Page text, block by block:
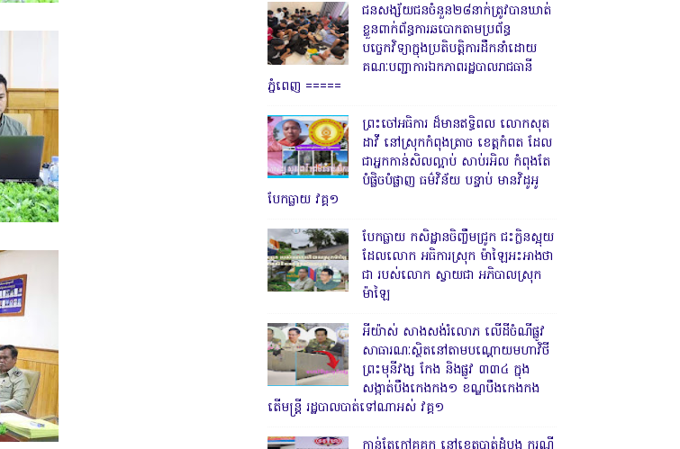
ជនសង្ស័យជនចំនួន២៨នាក់ត្រូវបានឃាត់
ខ្លួនពាក់ព័ន្ធការឆបោកតាមប្រព័ន្ធ
បច្ចេកវិទ្យាក្នុងប្រតិបត្តិការដឹកនាំដោយ
គណៈបញ្ជាការឯកភាពរដ្ឋបាលរាជធានី
ភ្នំពេញ ‎=====
ព្រះចៅអធិការ ដ៏មានឥទ្ធិពល លោកសុត
ដាវី នៅស្រុកកំពុងត្រាច ខេត្តកំពត ដែល
ជាអ្នកកាន់សិលល្អាប់ សាប់រអិល កំពុងតែ
បំផ្លិចបំផ្លាញ ធម៌វិន័យ បន្ទាប់ មានវិដូអូ
បែកធ្លាយ វគ្គ១
បែកធ្លាយ កសិដ្ឋានចិញ្ចឹមជ្រូក ជះក្លិនស្អុយ
ដែលលោក អធិការស្រុក ម៉ាឡៃអះអាងថា
ជា របស់លោក ស្វាយជា អភិបាលស្រុក
ម៉ាឡៃ
អីយ៉ាស់ សាងសង់រំលោភ លើដីចំណីផ្លូវ
សាធារណៈស្ថិតនៅតាមបណ្ដោយមហាវិថី
ព្រះមុនីវង្ស កែង និងផ្លូវ ៣៣៤ ក្នុង
សង្កាត់បឹងកេងកង១ ខណ្ឌបឹងកេងកង
តើមន្ត្រី រដ្ឋបាលបាត់ទៅណាអស់ វគ្គ១